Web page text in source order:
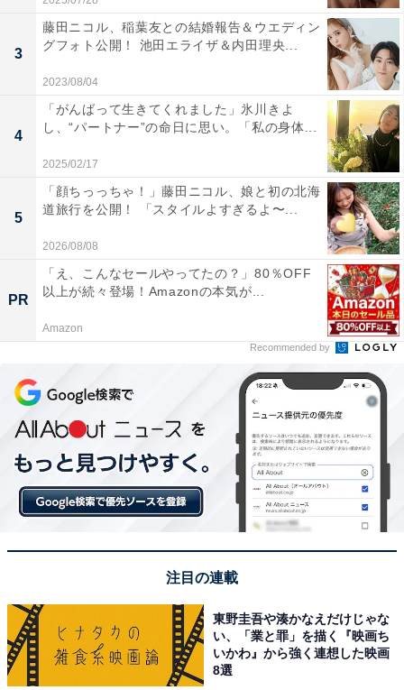
3
藤田ニコル、稲葉友との結婚報告＆ウエディン
グフォト公開！ 池田エライザ＆内田理央...
2023/08/04
4
「がんばって生きてくれました」氷川きよ
し、“パートナー”の命日に思い。「私の身体...
2025/02/17
5
「顔ちっっちゃ！」藤田ニコル、娘と初の北海
道旅行を公開！ 「スタイルよすぎるよ〜...
2026/08/08
PR
「え、こんなセールやってたの？」80％OFF
以上が続々登場！Amazonの本気が...
Amazon
Recommended by
注目の連載
東野圭吾や湊かなえだけじゃな
い、「業と罪」を描く『映画ち
いかわ』から強く連想した映画
8選